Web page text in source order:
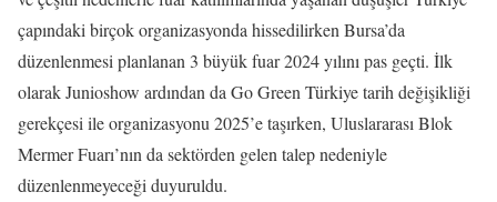
çapındaki birçok organizasyonda hissedilirken Bursa’da
düzenlenmesi planlanan 3 büyük fuar 2024 yılını pas geçti. İlk
olarak Junioshow ardından da Go Green Türkiye tarih değişikliği
gerekçesi ile organizasyonu 2025’e taşırken, Uluslararası Blok
Mermer Fuarı’nın da sektörden gelen talep nedeniyle
düzenlenmeyeceği duyuruldu.